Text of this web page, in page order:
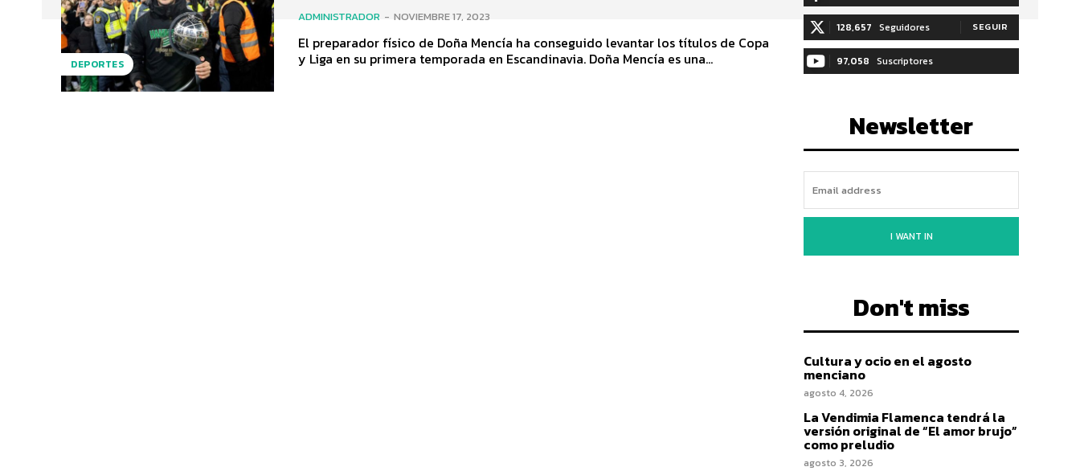
DEPORTES
ADMINISTRADOR - NOVIEMBRE 17, 2023
El preparador físico de Doña Mencía ha conseguido levantar los títulos de Copa
y Liga en su primera temporada en Escandinavia. Doña Mencía es una...
128,657 Seguidores SEGUIR
97,058 Suscriptores
Newsletter
I WANT IN
Don't miss
Cultura y ocio en el agosto
menciano
agosto 4, 2026
La Vendimia Flamenca tendrá la
versión original de “El amor brujo”
como preludio
agosto 3, 2026